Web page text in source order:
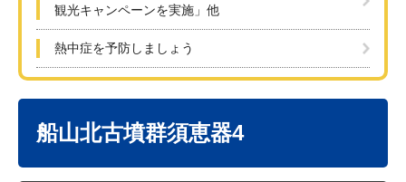
観光キャンペーンを実施」他
熱中症を予防しましょう
船山北古墳群須恵器4